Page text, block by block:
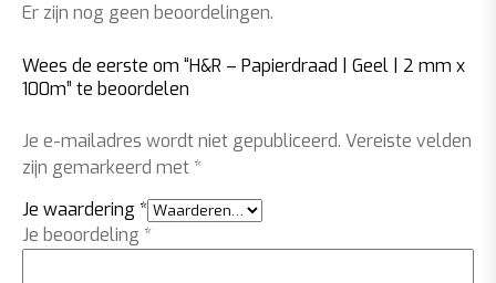
Er zijn nog geen beoordelingen.
Wees de eerste om “H&R – Papierdraad | Geel | 2 mm x
100m” te beoordelen
Je e-mailadres wordt niet gepubliceerd. Vereiste velden
zijn gemarkeerd met *
Je waardering *
Je beoordeling *